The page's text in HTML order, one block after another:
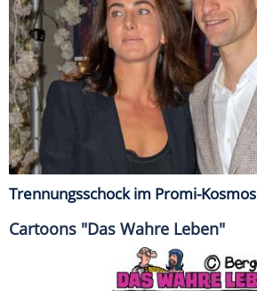
Trennungsschock im Promi-Kosmos
Cartoons "Das Wahre Leben"